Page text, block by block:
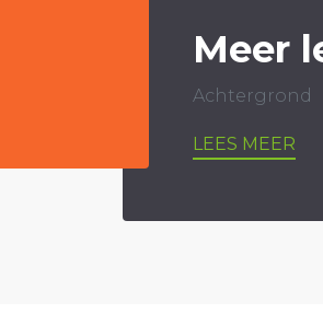
Meer
Achtergrond
LEES MEER